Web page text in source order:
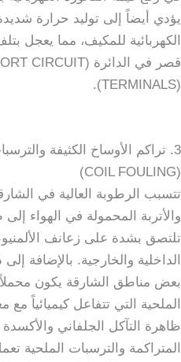
يؤدي أيضاً إلى توليد حرارة
الكهربائية للمكيف، مما يعجل
(TERMINALS).
3. تراكم الأوساخ الكثيفة
(COIL FOULING)
تتسبب الرطوبة العالية في
والأتربة المحمولة في الهواء
تلتصق بشدة على زعانف
الداخلية والخارجية. بالإضافة
بعض مناطق الشارقة يكون
الملحية التي تتفاعل كيميائياً
المتراكمة والترسبات الملحية